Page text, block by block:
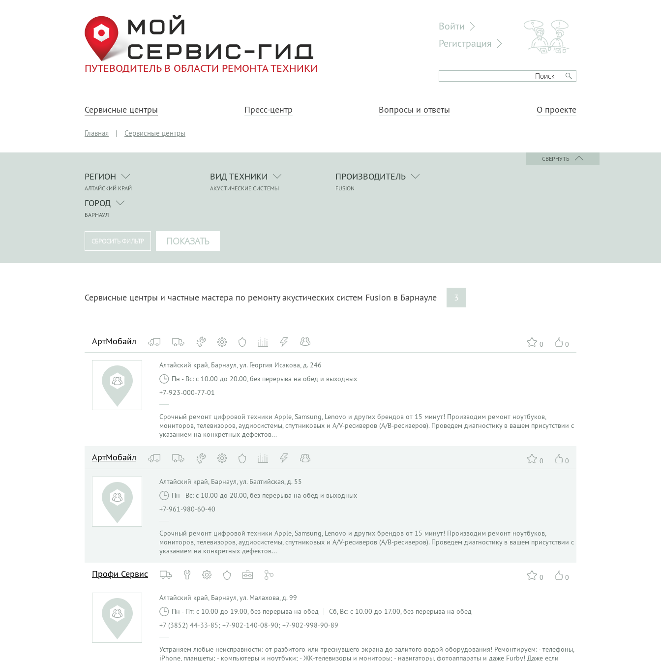
ПУТЕВОДИТЕЛЬ В ОБЛАСТИ РЕМОНТА ТЕХНИКИ
Войти
Регистрация
Сервисные центры Пресс-центр Вопросы и ответы О проекте
Главная | Сервисные центры
СВЕРНУТЬ
РЕГИОН
АЛТАЙСКИЙ КРАЙ
ВИД ТЕХНИКИ
АКУСТИЧЕСКИЕ СИСТЕМЫ
ПРОИЗВОДИТЕЛЬ
FUSION
ГОРОД
БАРНАУЛ
Сервисные центры и частные мастера по ремонту акустических систем Fusion в Барнауле 3
0 0
АртМобайл
Алтайский край, Барнаул, ул. Георгия Исакова, д. 246
Пн - Вс: с 10.00 до 20.00, без перерыва на обед и выходных
+7-923-000-77-01
Срочный ремонт цифровой техники Apple, Samsung, Lenovo и других брендов от 15 минут! Производим ремонт ноутбуков,
мониторов, телевизоров, аудиосистемы, спутниковых и A/V-ресиверов (А/В-ресиверов). Проведем диагностику в вашем присутствии с
указанием на конкретных дефектов...
0 0
АртМобайл
Алтайский край, Барнаул, ул. Балтийская, д. 55
Пн - Вс: с 10.00 до 20.00, без перерыва на обед и выходных
+7-961-980-60-40
Срочный ремонт цифровой техники Apple, Samsung, Lenovo и других брендов от 15 минут! Производим ремонт ноутбуков,
мониторов, телевизоров, аудиосистемы, спутниковых и A/V-ресиверов (А/В-ресиверов). Проведем диагностику в вашем присутствии с
указанием на конкретных дефектов...
0 0
Профи Сервис
Алтайский край, Барнаул, ул. Малахова, д. 99
Пн - Пт: с 10.00 до 19.00, без перерыва на обед
Сб, Вс: с 10.00 до 17.00, без перерыва на обед
+7 (3852) 44-33-85; +7-902-140-08-90; +7-902-998-90-89
Устраняем любые неисправности: от разбитого или треснувшего экрана до залитого водой оборудования! Ремонтируем: - телефоны,
iPhone, планшеты; - компьютеры и ноутбуки; - ЖК-телевизоры и мониторы; - навигаторы, фотоаппараты и даже Furby! Даже если